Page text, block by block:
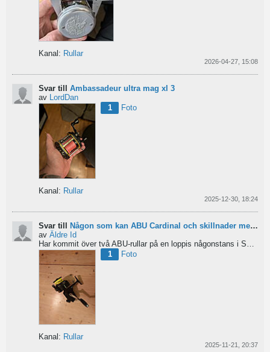
Kanal: Rullar
2026-04-27, 15:08
Svar till Ambassadeur ultra mag xl 3
av
LordDan
1
Foto
Kanal: Rullar
2025-12-30, 18:24
Svar till Någon som kan ABU Cardinal och skillnader mellan äldre rullar?
av Äldre Id
1
Foto
Kanal: Rullar
2025-11-21, 20:37